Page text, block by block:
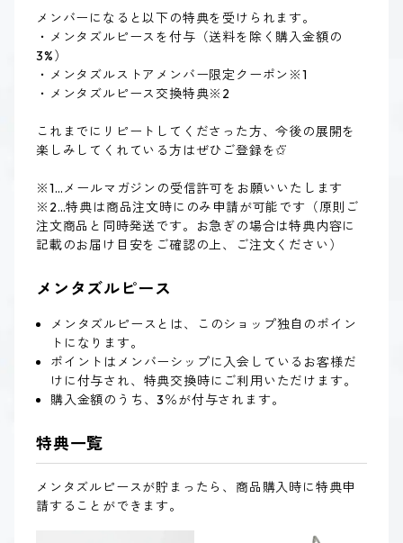
メンバーになると以下の特典を受けられます。
・メンタズルピースを付与（送料を除く購入金額の
3%）
・メンタズルストアメンバー限定クーポン※1
・メンタズルピース交換特典※2
これまでにリピートしてくださった方、今後の展開を
楽しみしてくれている方はぜひご登録を✩⃛
※1…メールマガジンの受信許可をお願いいたします
※2…特典は商品注文時にのみ申請が可能です（原則ご
注文商品と同時発送です。お急ぎの場合は特典内容に
記載のお届け目安をご確認の上、ご注文ください）
メンタズルピース
メンタズルピースとは、このショップ独自のポイン
トになります。
ポイントはメンバーシップに入会しているお客様だ
けに付与され、特典交換時にご利用いただけます。
購入金額のうち、3％が付与されます。
特典一覧
メンタズルピースが貯まったら、商品購入時に特典申
請することができます。